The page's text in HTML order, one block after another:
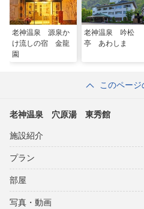
老神温泉 源泉か
け流しの宿 金龍
園
老神温泉 吟松
亭 あわしま
このペー
老神温泉 穴原湯 東秀館
施設紹介
プラン
部屋
写真・動画